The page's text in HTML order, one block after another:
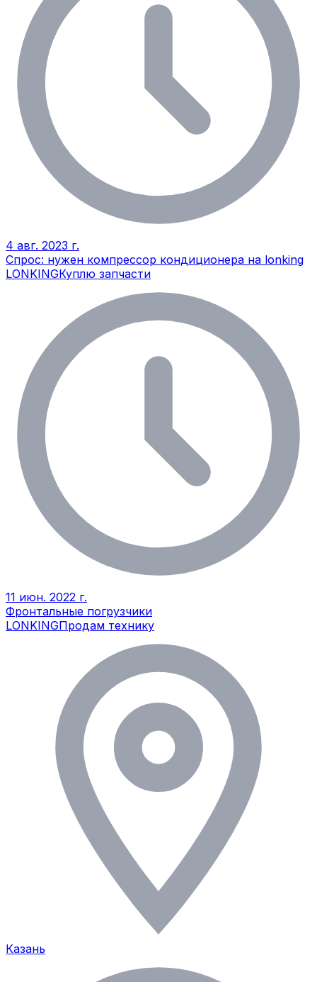
4 авг. 2023 г.
Спрос: нужен компрессор кондиционера на lonking
LONKINGКуплю запчасти
11 июн. 2022 г.
Фронтальные погрузчики
LONKINGПродам технику
Казань